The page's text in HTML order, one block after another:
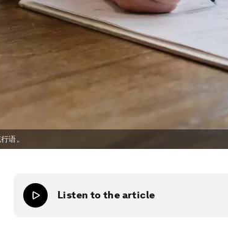
语。
Listen to the article